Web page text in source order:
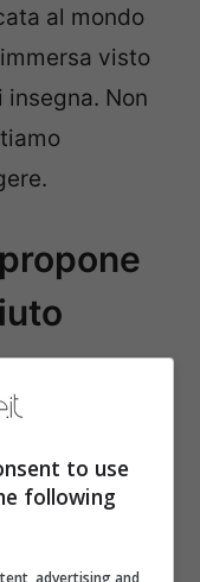
al mondo
visto
insegna. Non
to use
following
advertising and